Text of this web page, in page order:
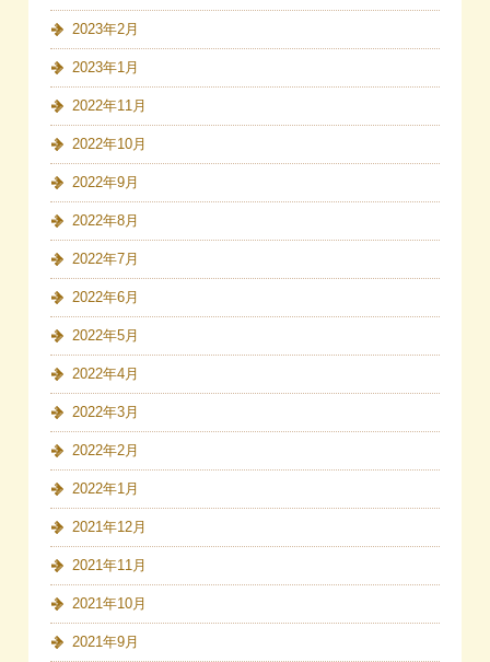
2023年2月
2023年1月
2022年11月
2022年10月
2022年9月
2022年8月
2022年7月
2022年6月
2022年5月
2022年4月
2022年3月
2022年2月
2022年1月
2021年12月
2021年11月
2021年10月
2021年9月